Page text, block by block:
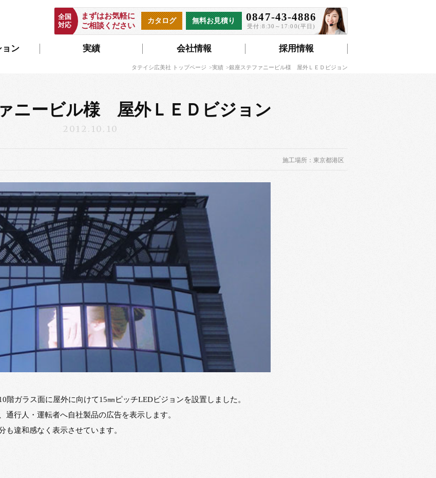
ョン 実績 会社情報 採用情報
0847-43-4886
受付:8:30～17:00(平日)
無料お見積り
カタログ
まずはお気軽に
ご相談ください
全国
対応
タテイシ広美社 トップページ 実績 銀座ステファニービル様 屋外ＬＥＤビジョン
ニービル様 屋外ＬＥＤビジョン
2012.10.10
施工場所：東京都港区
階ガラス面に屋外に向けて15㎜ピッチLEDビジョンを設置しました。
通行人・運転者へ自社製品の広告を表示します。
違和感なく表示させています。